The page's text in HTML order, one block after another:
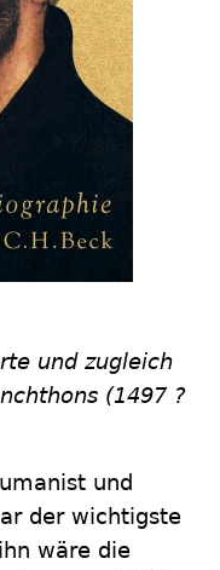
und zugleich
(1497 ?
und
der wichtigste
wäre die